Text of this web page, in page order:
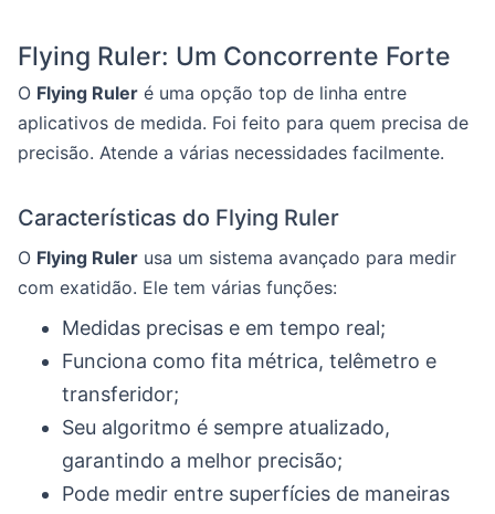
Flying Ruler: Um Concorrente Forte
O Flying Ruler é uma opção top de linha entre
aplicativos de medida. Foi feito para quem precisa de
precisão. Atende a várias necessidades facilmente.
Características do Flying Ruler
O Flying Ruler usa um sistema avançado para medir
com exatidão. Ele tem várias funções:
Medidas precisas e em tempo real;
Funciona como fita métrica, telêmetro e
transferidor;
Seu algoritmo é sempre atualizado,
garantindo a melhor precisão;
Pode medir entre superfícies de maneiras